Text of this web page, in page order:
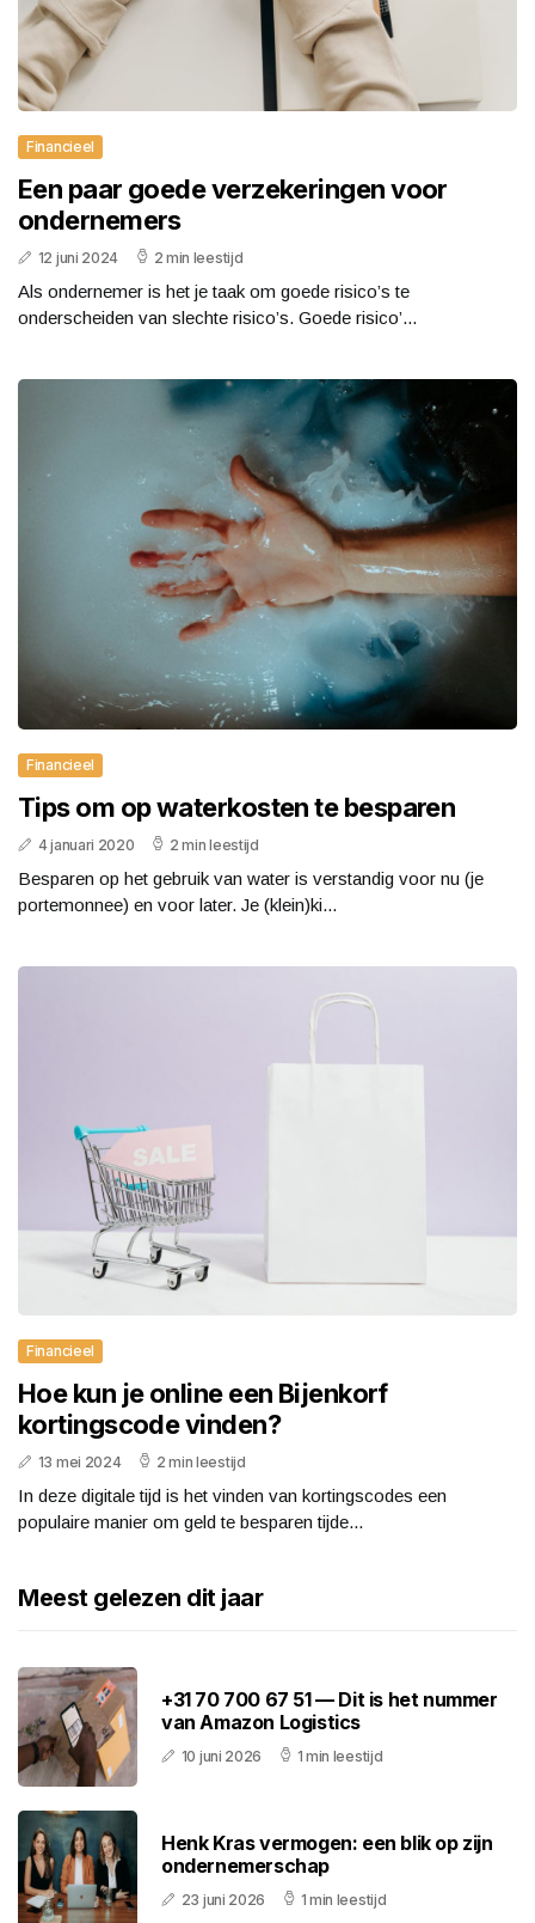
Financieel
Een paar goede verzekeringen voor
ondernemers
12 juni 2024 2 min leestijd
Als ondernemer is het je taak om goede risico’s te
onderscheiden van slechte risico’s. Goede risico’...
Financieel
Tips om op waterkosten te besparen
4 januari 2020 2 min leestijd
Besparen op het gebruik van water is verstandig voor nu (je
portemonnee) en voor later. Je (klein)ki...
Financieel
Hoe kun je online een Bijenkorf
kortingscode vinden?
13 mei 2024 2 min leestijd
In deze digitale tijd is het vinden van kortingscodes een
populaire manier om geld te besparen tijde...
Meest gelezen dit jaar
+31 70 700 67 51 — Dit is het nummer
van Amazon Logistics
10 juni 2026 1 min leestijd
Henk Kras vermogen: een blik op zijn
ondernemerschap
23 juni 2026 1 min leestijd